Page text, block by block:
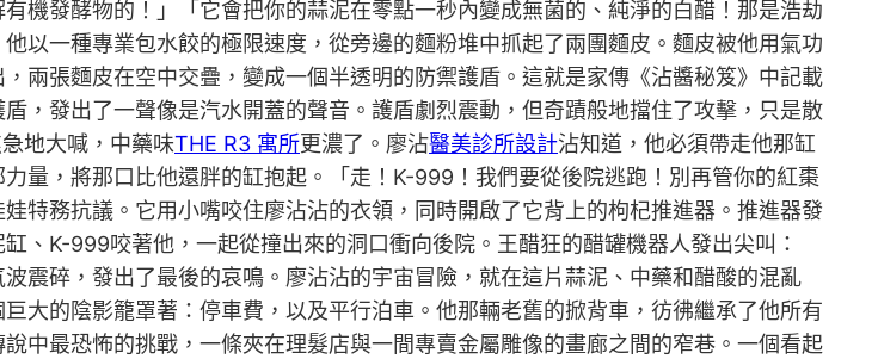
機發酵物的！」「它會把你的蒜泥在零點一秒內變成無菌的、純淨的白醋！那是浩劫
以一種專業包水餃的極限速度，從旁邊的麵粉堆中抓起了兩團麵皮。麵皮被他用氣功
兩張麵皮在空中交疊，變成一個半透明的防禦護盾。這就是家傳《沾醬秘笈》中記載
，發出了一聲像是汽水開蓋的聲音。護盾劇烈震動，但奇蹟般地擋住了攻擊，只是散
地大喊，中藥味THE R3 寓所更濃了。廖沾醫美診所設計沾知道，他必須帶走他那缸
量，將那口比他還胖的缸抱起。「走！K-999！我們要從後院逃跑！別再管你的紅棗
特務抗議。它用小嘴咬住廖沾沾的衣領，同時開啟了它背上的枸杞推進器。推進器發
、K-999咬著他，一起從撞出來的洞口衝向後院。王醋狂的醋罐機器人發出尖叫：
震碎，發出了最後的哀鳴。廖沾沾的宇宙冒險，就在這片蒜泥、中藥和醋酸的混亂
大的陰影籠罩著：停車費，以及平行泊車。他那輛老舊的掀背車，彷彿繼承了他所有
中最恐怖的挑戰，一條夾在理髮店與一間專賣金屬雕像的畫廊之間的窄巷。一個看起